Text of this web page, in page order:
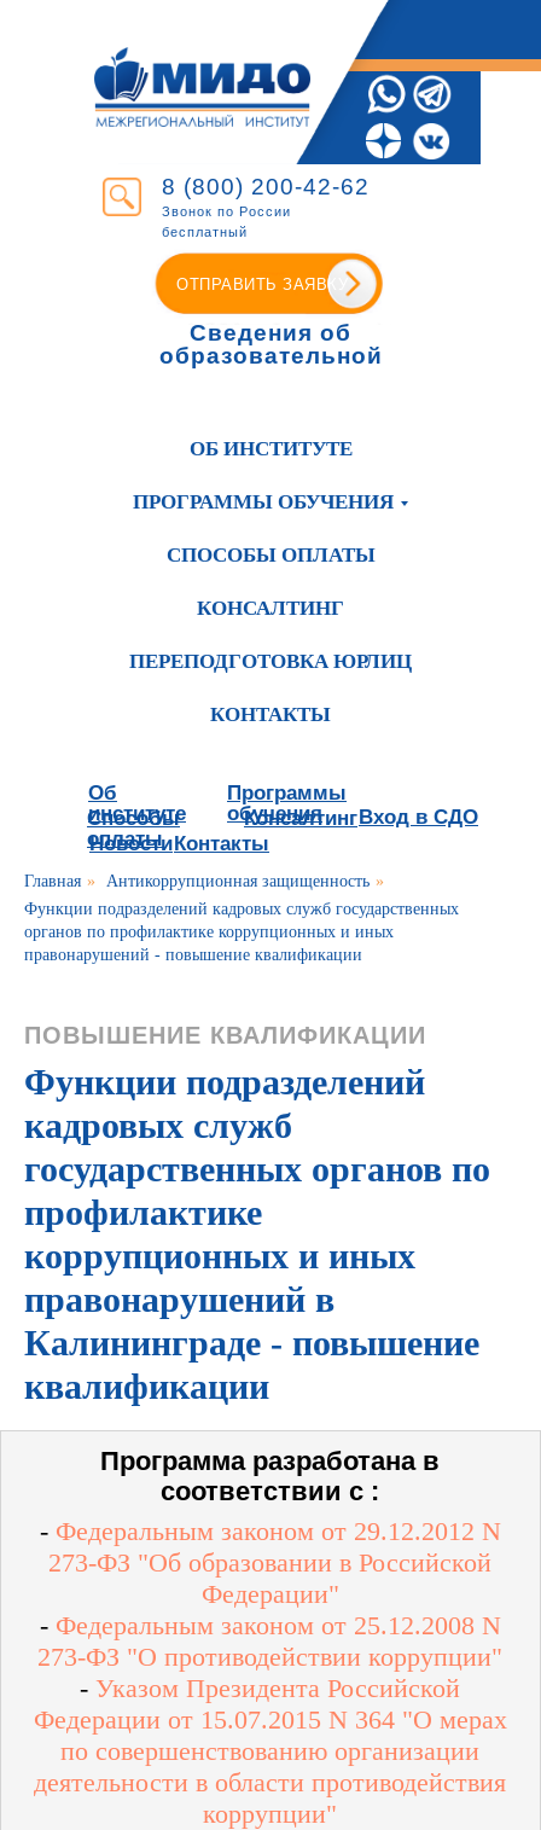
8 (800) 200-42-62
Звонок по России
бесплатный
ОТПРАВИТЬ ЗАЯВКУ
Сведения об
образовательной
ОБ ИНСТИТУТЕ
ПРОГРАММЫ ОБУЧЕНИЯ
СПОСОБЫ ОПЛАТЫ
КОНСАЛТИНГ
ПЕРЕПОДГОТОВКА ЮРЛИЦ
КОНТАКТЫ
Об
институте
Программы
обучения
Способы
оплаты
Консалтинг
Новости
Вход в СДО
Контакты
Главная » Антикоррупционная защищенность »
Функции подразделений кадровых служб государственных
органов по профилактике коррупционных и иных
правонарушений - повышение квалификации
ПОВЫШЕНИЕ КВАЛИФИКАЦИИ
Функции подразделений
кадровых служб
государственных органов по
профилактике
коррупционных и иных
правонарушений в
Калининграде - повышение
квалификации
Программа разработана в
соответствии с :
- Федеральным законом от 29.12.2012 N
273-ФЗ "Об образовании в Российской
Федерации"
- Федеральным законом от 25.12.2008 N
273-ФЗ "О противодействии коррупции"
- Указом Президента Российской
Федерации от 15.07.2015 N 364 "О мерах
по совершенствованию организации
деятельности в области противодействия
коррупции"